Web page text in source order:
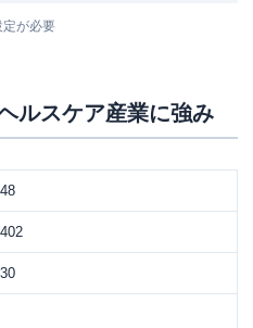
が必要
ルスケア産業に強み